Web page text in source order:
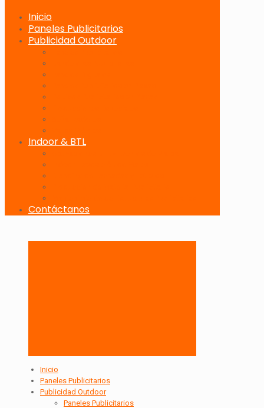
Inicio
Paneles Publicitarios
Publicidad Outdoor
Indoor & BTL
Contáctanos
Inicio
Paneles Publicitarios
Publicidad Outdoor
Paneles Publicitarios